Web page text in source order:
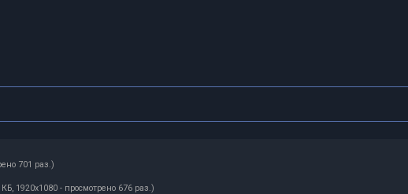
701 раз.)
1920x1080 - просмотрено 676 раз.)